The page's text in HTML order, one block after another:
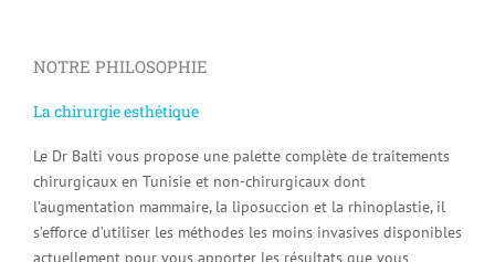
NOTRE PHILOSOPHIE
La chirurgie esthétique
Le Dr Balti vous propose une palette complète de traitements
chirurgicaux en Tunisie et non-chirurgicaux dont
l’augmentation mammaire, la liposuccion et la rhinoplastie, il
s’efforce d’utiliser les méthodes les moins invasives disponibles
actuellement pour vous apporter les résultats que vous